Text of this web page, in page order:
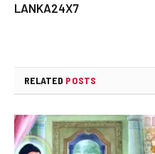
LANKA24X7
RELATED POSTS